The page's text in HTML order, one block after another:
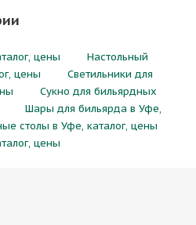
цены
Настольный
цены
Светильники для
Сукно для бильярдных
Шары для бильярда в Уфе,
столы в Уфе, каталог, цены
цены